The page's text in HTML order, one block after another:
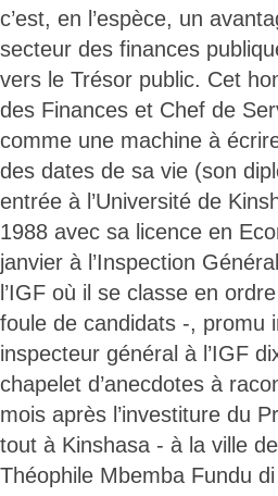
c’est, en l’espèce, un
secteur des finances
vers le Trésor public. Cet
des Finances et Chef de
comme une machine à
des dates de sa vie (son
entrée à l’Université de
1988 avec sa licence en
janvier à l’Inspection
l’IGF où il se classe en
foule de candidats -, promu
inspecteur général à l’IGF
chapelet d’anecdotes à
mois après l’investiture du
tout à Kinshasa - à la ville
Théophile Mbemba Fundu